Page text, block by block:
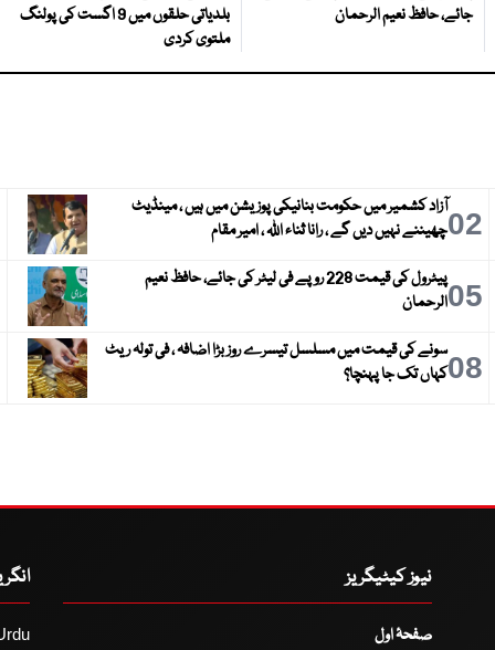
جائے، حافظ نعیم الرحمان
بلدیاتی حلقوں میں 9 اگست کی پولنگ
ملتوی کردی
02آزاد کشمیر میں حکومت بنانیکی پوزیشن میں ہیں ، مینڈیٹ
چھیننے نہیں دیں گے ، رانا ثناء اللہ ، امیر مقام
05
پیٹرول کی قیمت 228 روپے فی لیٹر کی جائے، حافظ نعیم
الرحمان
08سونے کی قیمت میں مسلسل تیسرے روز بڑا اضافہ ، فی تولہ ریٹ
کہاں تک جا پہنچا؟
نیوز کیٹیگریز
صفحۂ اول